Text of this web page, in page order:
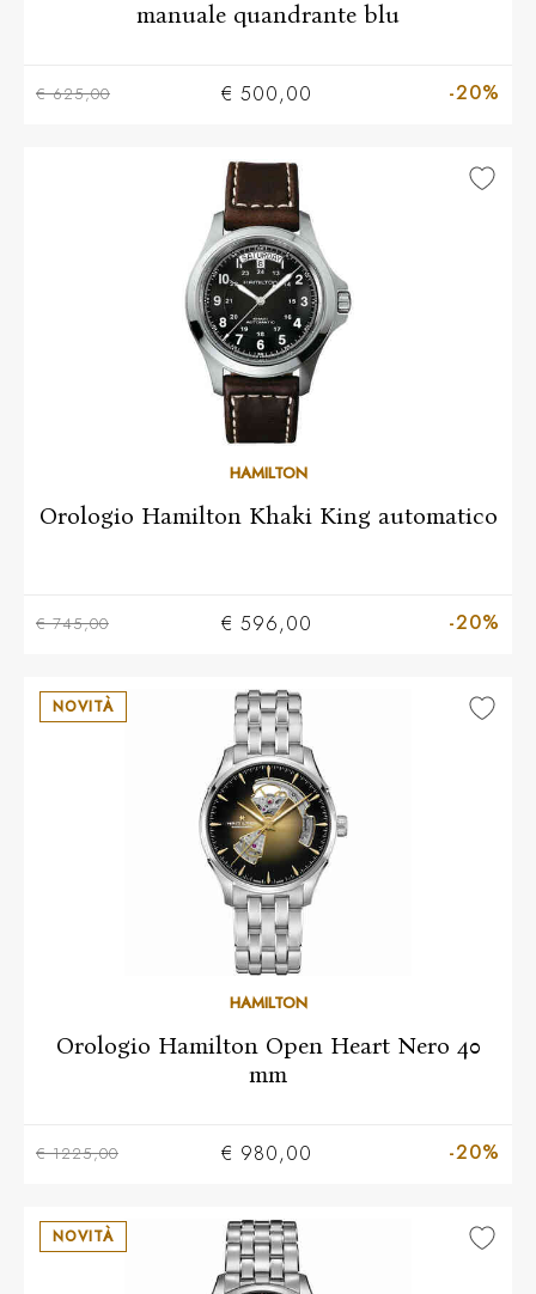
manuale quandrante blu
€ 625,00 € 500,00 -20%
HAMILTON
Orologio Hamilton Khaki King automatico
€ 745,00 € 596,00 -20%
NOVITÀ
HAMILTON
Orologio Hamilton Open Heart Nero 40
mm
€ 1225,00 € 980,00 -20%
NOVITÀ